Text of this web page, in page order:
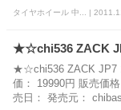
タイヤホイール 中... |
★☆chi536 ZACK
★☆chi536 ZACK JP7
価： 19990円 販売価
売日： 発売元：